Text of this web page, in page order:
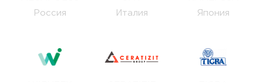
Россия Италия Япония